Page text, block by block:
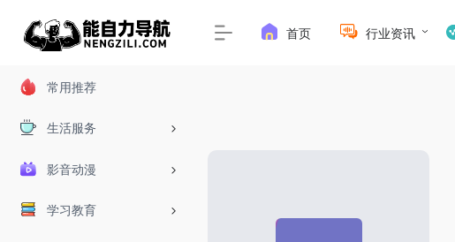
常用推荐
生活服务
影音动漫
学习教育
首页 行业资讯